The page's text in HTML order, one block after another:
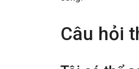
Câu hỏi